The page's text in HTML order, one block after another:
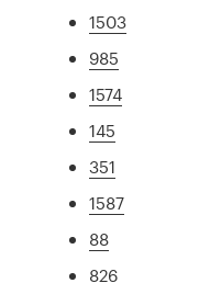
1503
985
1574
145
351
1587
88
826